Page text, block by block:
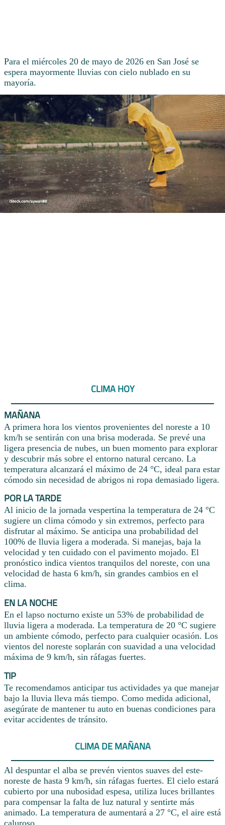
Para el miércoles 20 de mayo de 2026 en San José se
espera mayormente lluvias con cielo nublado en su
mayoría.
CLIMA HOY
MAÑANA
A primera hora los vientos provenientes del noreste a 10
km/h se sentirán con una brisa moderada. Se prevé una
ligera presencia de nubes, un buen momento para explorar
y descubrir más sobre el entorno natural cercano. La
temperatura alcanzará el máximo de 24 °C, ideal para estar
cómodo sin necesidad de abrigos ni ropa demasiado ligera.
POR LA TARDE
Al inicio de la jornada vespertina la temperatura de 24 °C
sugiere un clima cómodo y sin extremos, perfecto para
disfrutar al máximo. Se anticipa una probabilidad del
100% de lluvia ligera a moderada. Si manejas, baja la
velocidad y ten cuidado con el pavimento mojado. El
pronóstico indica vientos tranquilos del noreste, con una
velocidad de hasta 6 km/h, sin grandes cambios en el
clima.
EN LA NOCHE
En el lapso nocturno existe un 53% de probabilidad de
lluvia ligera a moderada. La temperatura de 20 °C sugiere
un ambiente cómodo, perfecto para cualquier ocasión. Los
vientos del noreste soplarán con suavidad a una velocidad
máxima de 9 km/h, sin ráfagas fuertes.
TIP
Te recomendamos anticipar tus actividades ya que manejar
bajo la lluvia lleva más tiempo. Como medida adicional,
asegúrate de mantener tu auto en buenas condiciones para
evitar accidentes de tránsito.
CLIMA DE MAÑANA
Al despuntar el alba se prevén vientos suaves del este-
noreste de hasta 9 km/h, sin ráfagas fuertes. El cielo estará
cubierto por una nubosidad espesa, utiliza luces brillantes
para compensar la falta de luz natural y sentirte más
animado. La temperatura de aumentará a 27 °C, el aire está